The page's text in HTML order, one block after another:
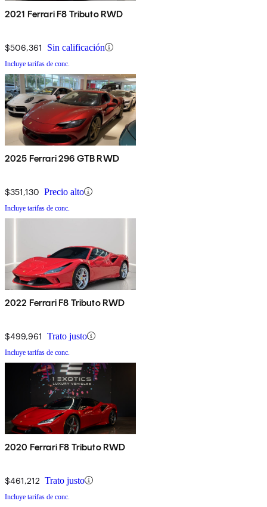
2021 Ferrari F8 Tributo RWD
$506,361 Sin calificación
Incluye tarifas de conc.
2025 Ferrari 296 GTB RWD
$351,130 Precio alto
Incluye tarifas de conc.
2022 Ferrari F8 Tributo RWD
$499,961 Trato justo
Incluye tarifas de conc.
2020 Ferrari F8 Tributo RWD
$461,212 Trato justo
Incluye tarifas de conc.